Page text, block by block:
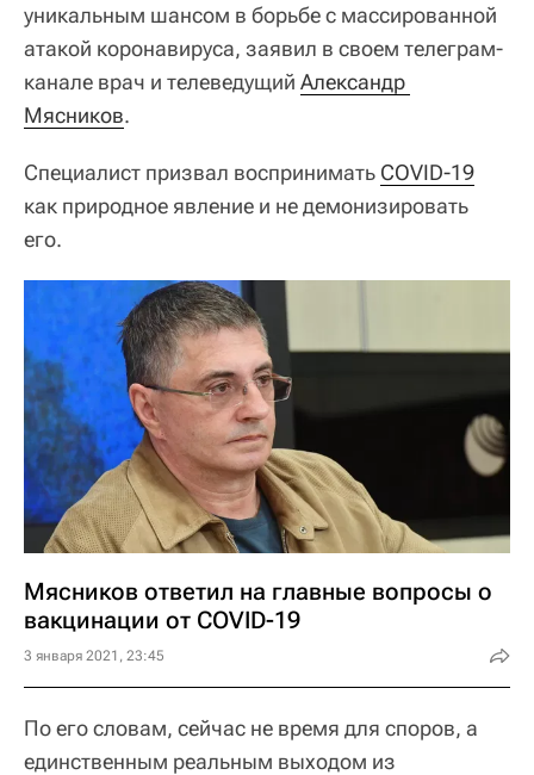
уникальным шансом в борьбе с массированной
атакой коронавируса, заявил в своем телеграм-
канале врач и телеведущий Александр
Мясников.
Специалист призвал воспринимать COVID-19
как природное явление и не демонизировать
его.
Мясников ответил на главные вопросы о
вакцинации от COVID-19
3 января 2021, 23:45
По его словам, сейчас не время для споров, а
единственным реальным выходом из